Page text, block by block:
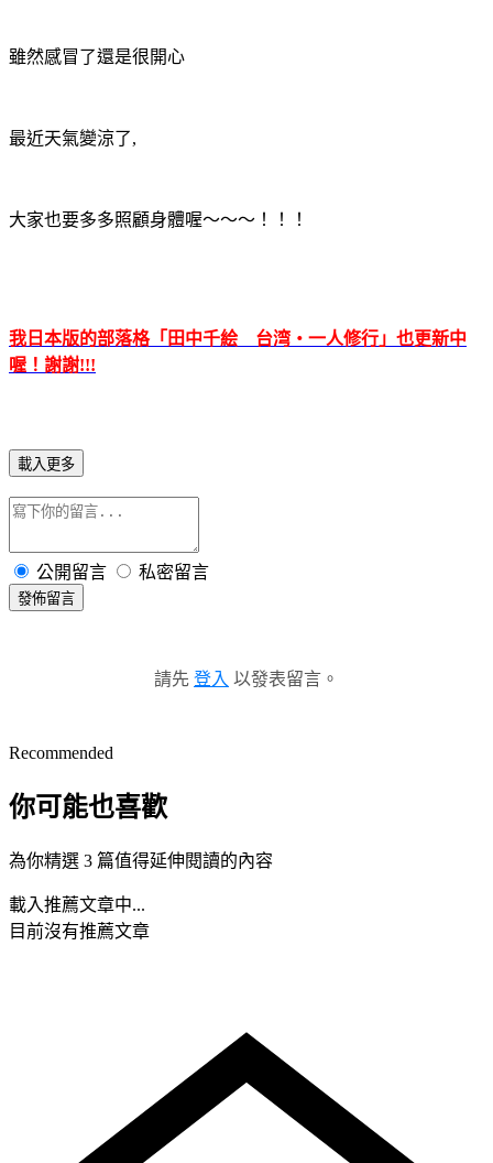
雖然感冒了還是很開心
最近天氣變涼了,
大家也要多多照顧身體喔～～～！！！
我日本版的部落格「田中千絵 台湾・一人修行」也更新中
喔！謝謝!!!
載入更多
公開留言 私密留言
發佈留言
請先 登入 以發表留言。
Recommended
你可能也喜歡
為你精選 3 篇值得延伸閱讀的內容
載入推薦文章中...
目前沒有推薦文章